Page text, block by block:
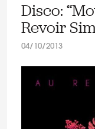
Disco:
Revoir
04/10/2013